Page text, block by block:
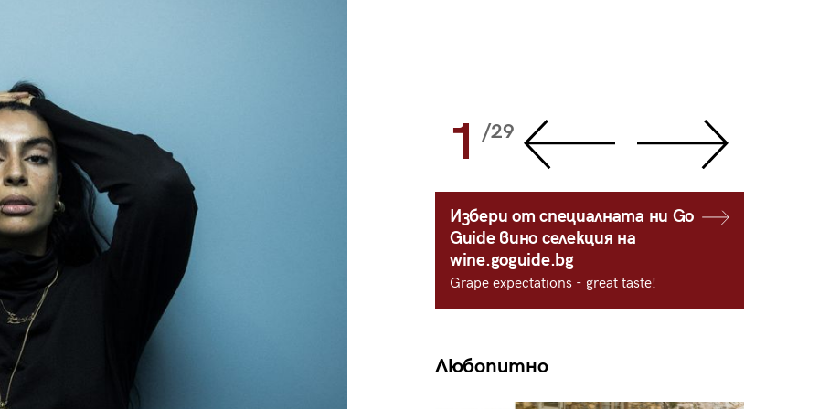
29 1 /29
Избери от специалната ни Go
Guide вино селекция на
wine.goguide.bg
Grape expectations - great taste!
Любопитно